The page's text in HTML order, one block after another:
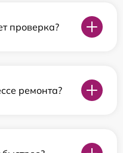
проверка?
ремонта?